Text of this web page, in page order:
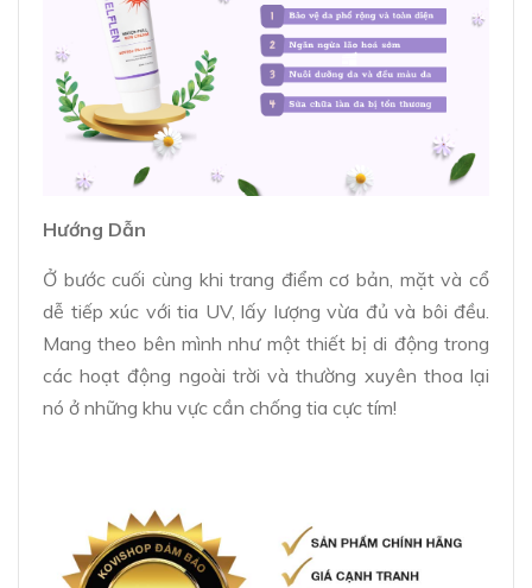
Hướng Dẫn
Ở bước cuối cùng khi trang điểm cơ bản, mặt và cổ
dễ tiếp xúc với tia UV, lấy lượng vừa đủ và bôi đều.
Mang theo bên mình như một thiết bị di động trong
các hoạt động ngoài trời và thường xuyên thoa lại
nó ở những khu vực cần chống tia cực tím!